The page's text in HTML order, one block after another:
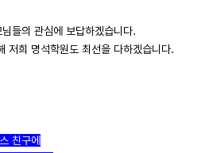
들의 관심에 보답하겠습니다.
저희 명석학원도 최선을 다하겠습니다.
친구에